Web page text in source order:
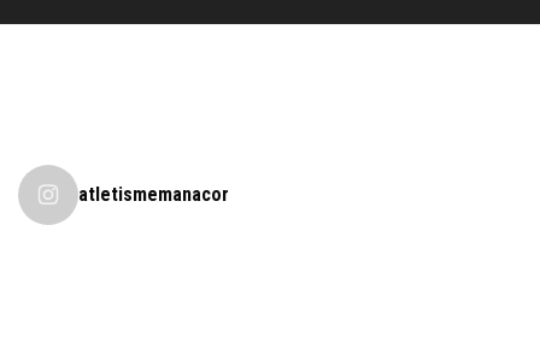
atletismemanacor